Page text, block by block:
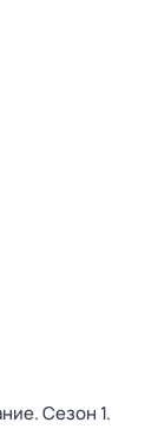
. Сезон 1.